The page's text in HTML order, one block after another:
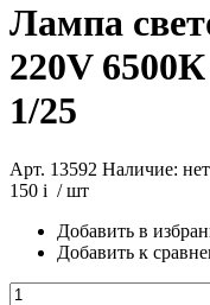
Лампа
220V
1/25
Арт. 13592 Наличие: нет
150 i / шт
Добавить в
Добавить к